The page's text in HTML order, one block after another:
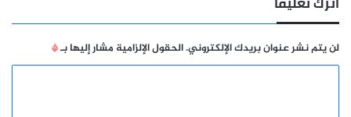
لن يتم نشر عنوان بريدك الإلكتروني.الحقول الإلزامية مشار إليها بـ*